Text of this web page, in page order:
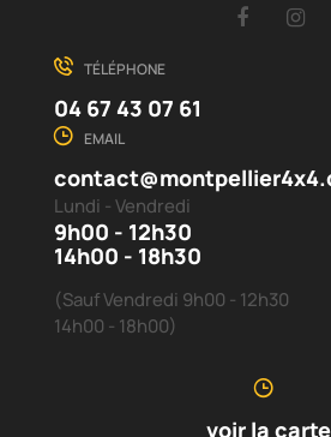
TÉLÉPHONE
04 67 43 07 61
EMAIL
Lundi - Vendredi
9h00 - 12h30
14h00 - 18h30
(Sauf Vendredi 9h00 - 12h30
14h00 - 18h00)
voir la carte